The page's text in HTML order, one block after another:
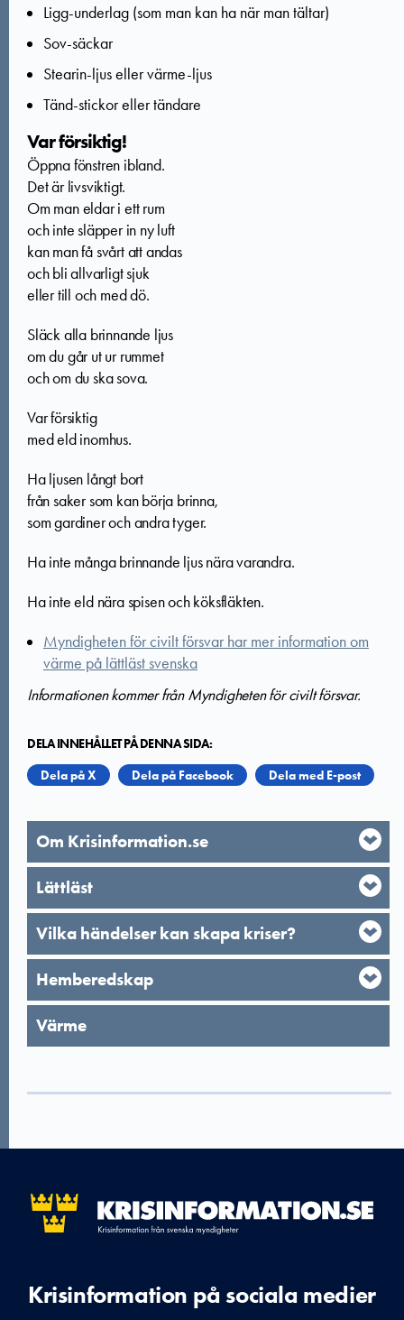
Ligg-underlag (som man kan ha när man tältar)
Sov-säckar
Stearin-ljus eller värme-ljus
Tänd-stickor eller tändare
Var försiktig!
Öppna fönstren ibland.
Det är livsviktigt.
Om man eldar i ett rum
och inte släpper in ny luft
kan man få svårt att andas
och bli allvarligt sjuk
eller till och med dö.
Släck alla brinnande ljus
om du går ut ur rummet
och om du ska sova.
Var försiktig
med eld inomhus.
Ha ljusen långt bort
från saker som kan börja brinna,
som gardiner och andra tyger.
Ha inte många brinnande ljus nära varandra.
Ha inte eld nära spisen och köksfläkten.
Myndigheten för civilt försvar har mer information om
värme på lättläst svenska
Informationen kommer från Myndigheten för civilt försvar.
DELA INNEHÅLLET PÅ DENNA SIDA:
Dela på X
Dela på Facebook Dela med E-post
Om Krisinformation.se
Lättläst
Vilka händelser kan skapa kriser?
Hemberedskap
Värme
Krisinformation på sociala medier